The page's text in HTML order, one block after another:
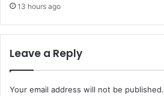
13 hours ago
Leave a Reply
Your email address will not be published.